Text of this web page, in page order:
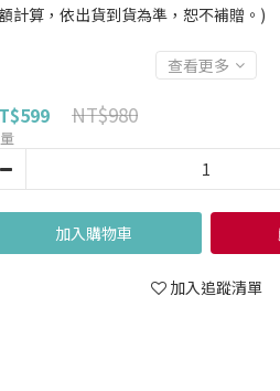
計算，依出貨到貨為準，恕不補贈。)
查看更多
NT$980
加入購物車
加入追蹤清單